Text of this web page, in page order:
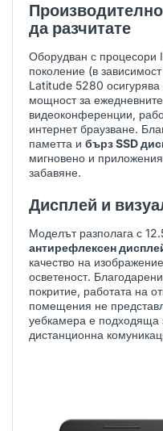
да разчитате
Оборудван с процесори
поколение (в
Latitude 5280 осигурява
мощност за
видеоконференции,
интернет браузване.
паметта и бърз SSD
мигновено и
забавяне.
Дисплей и
Моделът разполага с
антирефлексен
качество на
осветеност.
покритие, работата на
помещения не
уебкамера е подходяща
дистанционна